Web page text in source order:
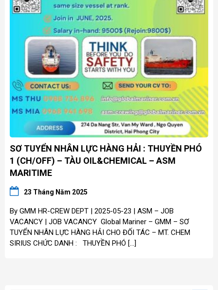
SƠ TUYỂN NHÂN LỰC HÀNG HẢI : THUYỀN PHÓ
1 (CH/OFF) – TÀU OIL&CHEMICAL – ASM
MARITIME
23 Tháng Năm 2025
By GMM HR-CREW DEPT | 2025-05-23 | ASM – JOB
VACANCY | JOB VACANCY Global Mariner – GMM – SƠ
TUYỂN NHÂN LỰC HÀNG HẢI CHO ĐỐI TÁC – MT. CHEM
SIRIUS CHỨC DANH : THUYỀN PHÓ […]